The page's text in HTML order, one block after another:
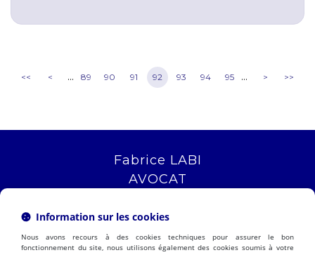
<< < ... 89 90 91 92 93 94 95 ... > >>
Fabrice LABI
AVOCAT
13006 MARSEILLE
NOUS LOCALISER
Information sur les cookies
Nous avons recours à des cookies techniques pour assurer le bon
fonctionnement du site, nous utilisons également des cookies soumis à votre